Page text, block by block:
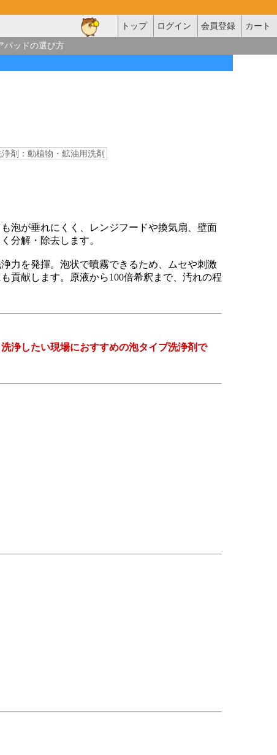
トップ ログイン 会員登録
カート
パッドの選び方
浄剤：動植物・鉱油用洗剤
泡が垂れにくく、レンジフードや換気扇、壁面
分解・除去します。
力を発揮。泡状で噴霧できるため、ムセや刺激
貢献します。原液から100倍希釈まで、汚れの程
浄したい現場におすすめの泡タイプ洗浄剤で